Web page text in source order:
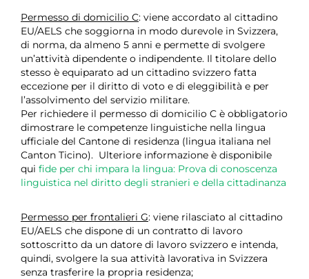
Permesso di domicilio C: viene accordato al cittadino
EU/AELS che soggiorna in modo durevole in Svizzera,
di norma, da almeno 5 anni e permette di svolgere
un’attività dipendente o indipendente. Il titolare dello
stesso è equiparato ad un cittadino svizzero fatta
eccezione per il diritto di voto e di eleggibilità e per
l’assolvimento del servizio militare.
Per richiedere il permesso di domicilio C è obbligatorio
dimostrare le competenze linguistiche nella lingua
ufficiale del Cantone di residenza (lingua italiana nel
Canton Ticino). Ulteriore informazione è disponibile
qui fide per chi impara la lingua: Prova di conoscenza
linguistica nel diritto degli stranieri e della cittadinanza
Permesso per frontalieri G: viene rilasciato al cittadino
EU/AELS che dispone di un contratto di lavoro
sottoscritto da un datore di lavoro svizzero e intenda,
quindi, svolgere la sua attività lavorativa in Svizzera
senza trasferire la propria residenza;